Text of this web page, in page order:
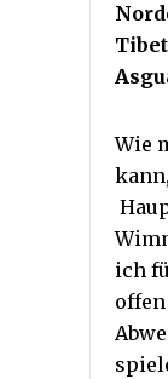
Wie
ich